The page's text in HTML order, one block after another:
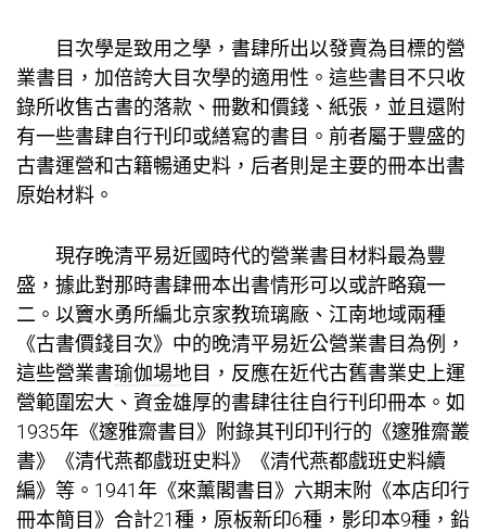
目次學是致用之學，書肆所出以發賣為目標的營
業書目，加倍誇大目次學的適用性。這些書目不只收
錄所收售古書的落款、冊數和價錢、紙張，並且還附
有一些書肆自行刊印或繕寫的書目。前者屬于豐盛的
古書運營和古籍暢通史料，后者則是主要的冊本出書
原始材料。
現存晚清平易近國時代的營業書目材料最為豐
盛，據此對那時書肆冊本出書情形可以或許略窺一
二。以竇水勇所編北京家教琉璃廠、江南地域兩種
《古書價錢目次》中的晚清平易近公營業書目為例，
這些營業書瑜伽場地目，反應在近代古舊書業史上運
營範圍宏大、資金雄厚的書肆往往自行刊印冊本。如
1935年《邃雅齋書目》附錄其刊印刊行的《邃雅齋叢
書》《清代燕都戲班史料》《清代燕都戲班史料續
編》等。1941年《來薰閣書目》六期末附《本店印行
冊本簡目》合計21種，原板新印6種，影印本9種，鉛